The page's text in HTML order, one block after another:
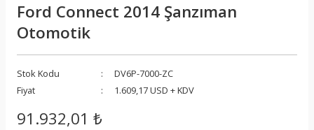
Ford Connect 2014 Şanzıman
Otomotik
Stok Kodu
DV6P-7000-ZC
Fiyat
1.609,17 USD + KDV
91.932,01 ₺